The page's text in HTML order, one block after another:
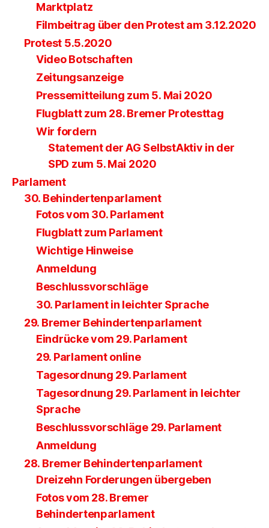
Marktplatz
Filmbeitrag über den Protest am 3.12.2020
Protest 5.5.2020
Video Botschaften
Zeitungsanzeige
Pressemitteilung zum 5. Mai 2020
Flugblatt zum 28. Bremer Protesttag
Wir fordern
Statement der AG SelbstAktiv in der
SPD zum 5. Mai 2020
Parlament
30. Behindertenparlament
Fotos vom 30. Parlament
Flugblatt zum Parlament
Wichtige Hinweise
Anmeldung
Beschlussvorschläge
30. Parlament in leichter Sprache
29. Bremer Behindertenparlament
Eindrücke vom 29. Parlament
29. Parlament online
Tagesordnung 29. Parlament
Tagesordnung 29. Parlament in leichter
Sprache
Beschlussvorschläge 29. Parlament
Anmeldung
28. Bremer Behindertenparlament
Dreizehn Forderungen übergeben
Fotos vom 28. Bremer
Behindertenparlament